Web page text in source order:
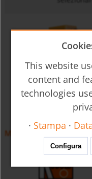
Misuratore di portata
This website
content and
technologies
· Stampa ·
Configura